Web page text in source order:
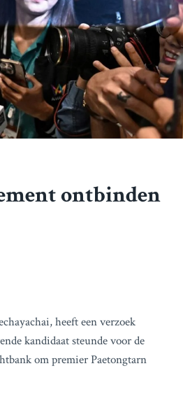
ontbinden
heeft een verzoek
kandidaat steunde voor de
om premier Paetongtarn